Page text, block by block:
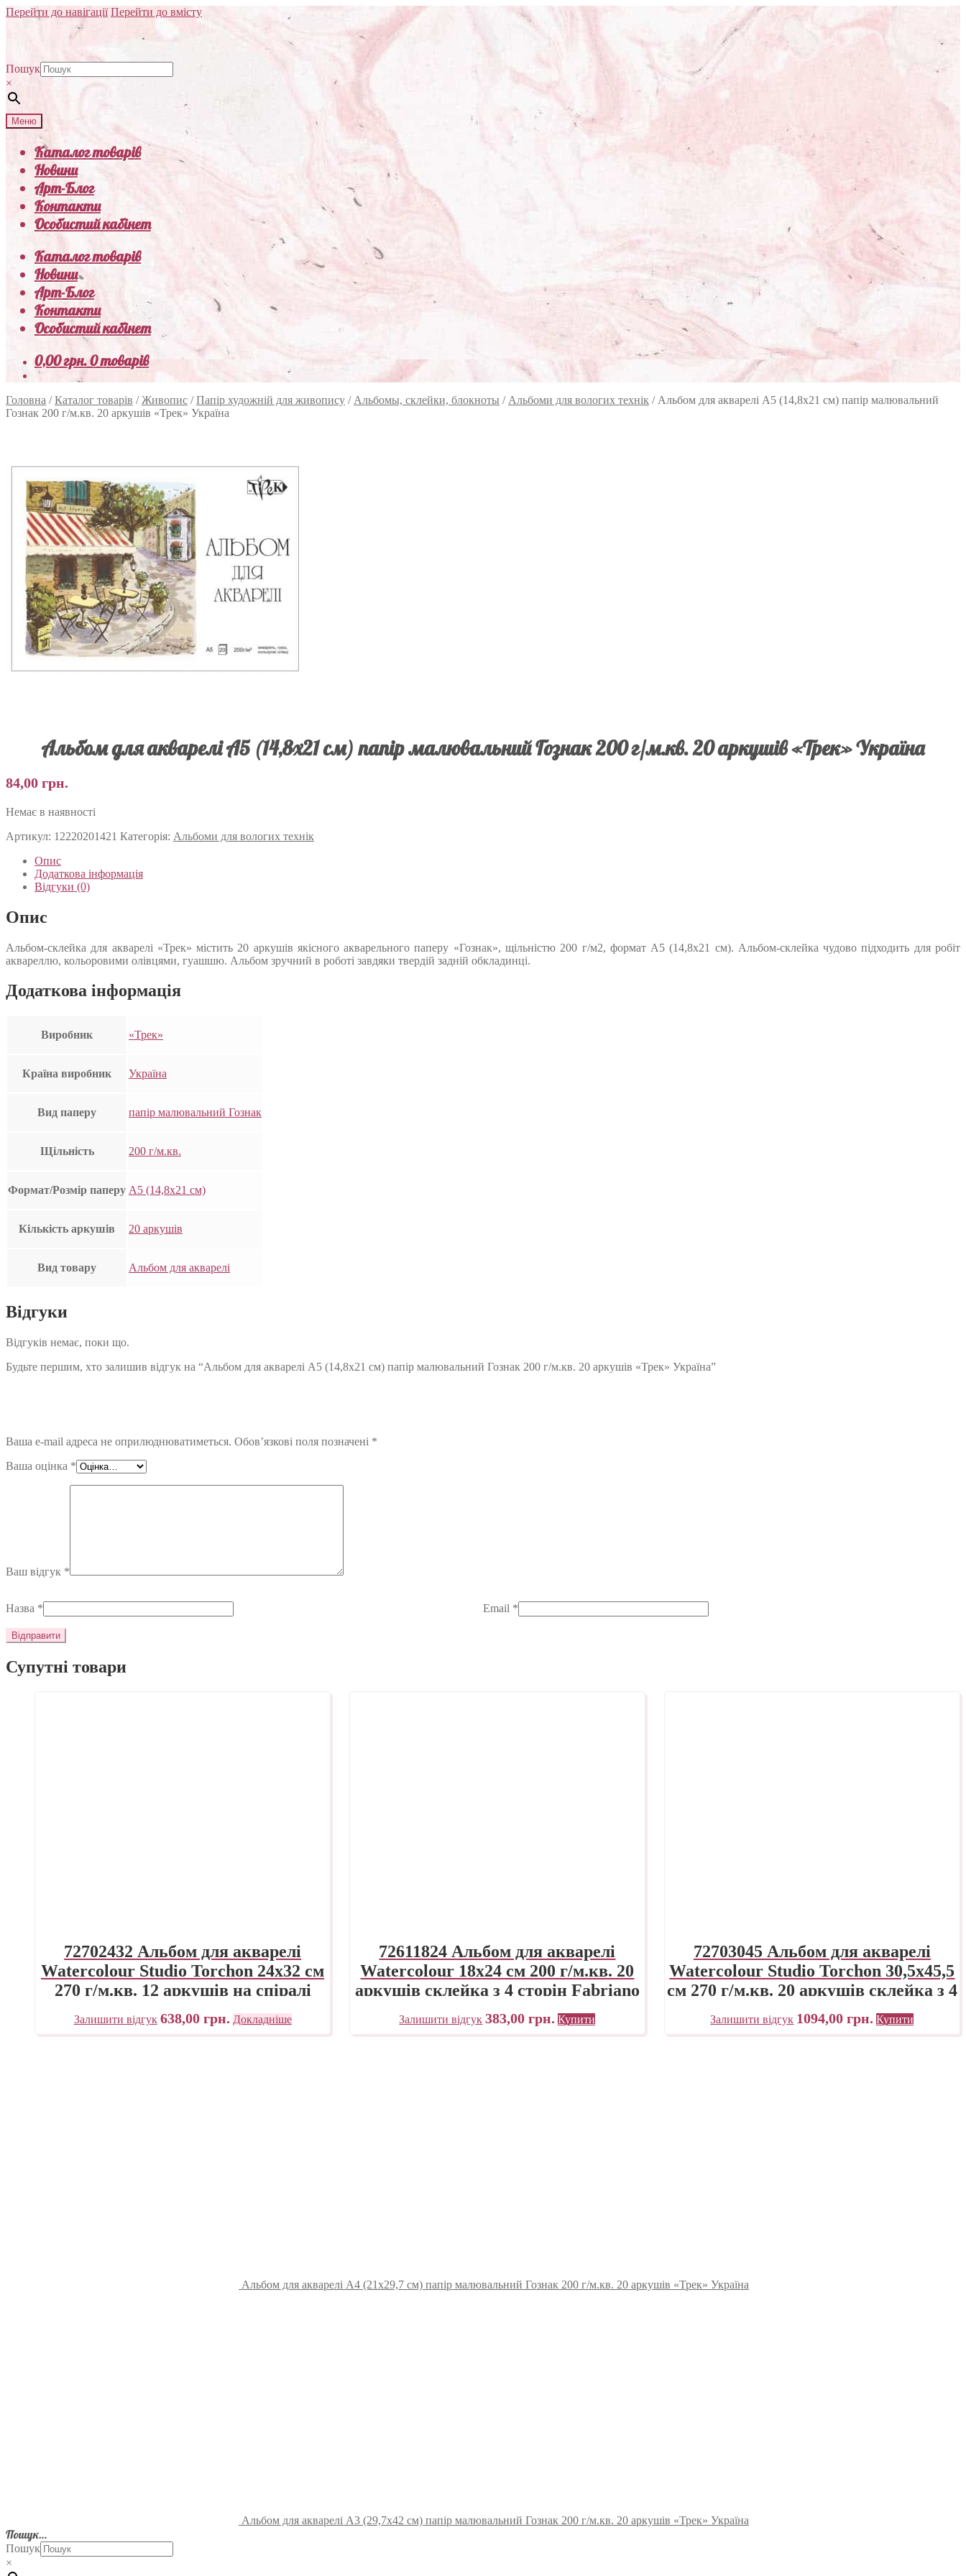
Перейти до навігації Перейти до вмісту
Пошук
×
Меню
Каталог товарів
Новини
Арт-Блог
Контакти
Особистий кабінет
Каталог товарів
Новини
Арт-Блог
Контакти
Особистий кабінет
0,00грн.0 товарів
Головна /Каталог товарів /Живопис /Папір художній для живопису / Альбомы, склейки, блокноты / Альбоми для вологих технік / Альбом для акварелі А5 (14,8х21 см) папір малювальний
Гознак 200 г/м.кв. 20 аркушів «Трек» Україна
Альбом для акварелі А5 (14,8х21 см) папір малювальний Гознак 200 г/м.кв. 20 аркушів «Трек» Україна
84,00 грн.
Немає в наявності
Артикул: 12220201421 Категорія: Альбоми для вологих технік
Опис
Додаткова інформація
Відгуки (0)
Опис
Альбом-склейка для акварелі «Трек» містить 20 аркушів якісного акварельного паперу «Гознак», щільністю 200 г/м2, формат А5 (14,8х21 см). Альбом-склейка чудово підходить для робіт
аквареллю, кольоровими олівцями, гуашшю. Альбом зручний в роботі завдяки твердій задній обкладинці.
Додаткова інформація
Виробник «Трек»
Країна виробник Україна
Вид паперу папір малювальний Гознак
Щільність 200 г/м.кв.
Формат/Розмір паперу А5 (14,8х21 см)
Кількість аркушів 20 аркушів
Вид товару Альбом для акварелі
Відгуки
Відгуків немає, поки що.
Будьте першим, хто залишив відгук на “Альбом для акварелі А5 (14,8х21 см) папір малювальний Гознак 200 г/м.кв. 20 аркушів «Трек» Україна”
Ваша e-mail адреса не оприлюднюватиметься. Обов’язкові поля позначені *
Ваша оцінка *
Ваш відгук *
Назва * Email *
Супутні товари
72702432 Альбом для акварелі
Watercolour Studio Torchon 24х32 см
270 г/м.кв. 12 аркушів на спіралі
Fabriano Італія
Залишити відгук 638,00 грн. Докладніше
72611824 Альбом для акварелі
Watercolour 18х24 см 200 г/м.кв. 20
аркушів склейка з 4 сторін Fabriano
Італія
Залишити відгук 383,00грн. Купити
72703045 Альбом для акварелі
Watercolour Studio Torchon 30,5х45,5
см 270 г/м.кв. 20 аркушів склейка з 4
сторін Fabriano Італія
Залишити відгук 1094,00грн. Купити
Альбом для акварелі А4 (21х29,7 см) папір малювальний Гознак 200 г/м.кв. 20 аркушів «Трек» Україна
Альбом для акварелі А3 (29,7х42 см) папір малювальний Гознак 200 г/м.кв. 20 аркушів «Трек» Україна
Пошук…
Пошук
×